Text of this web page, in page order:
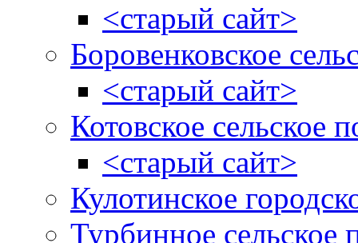
<старый сайт>
Боровенковское
<старый сайт>
Котовское сельское
<старый сайт>
Кулотинское
Турбинное сельское